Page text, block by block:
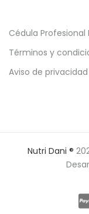
Cédula Profesional
Términos y
Aviso de privacidad
Nutri Dani ®